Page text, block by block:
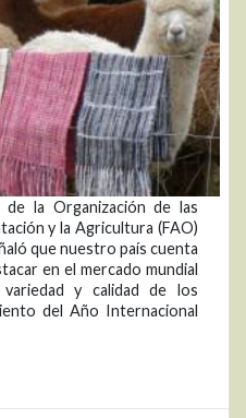
de la Organización de las
y la Agricultura (FAO)
que nuestro país cuenta
en el mercado mundial
y calidad de los
del Año Internacional